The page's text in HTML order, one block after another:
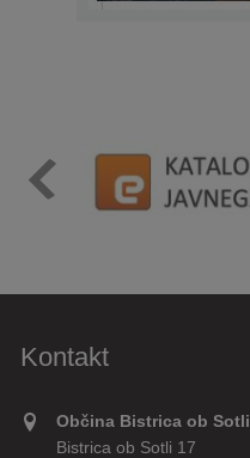
Kontakt
Občina Bistrica ob Sotli
Bistrica ob Sotli 17